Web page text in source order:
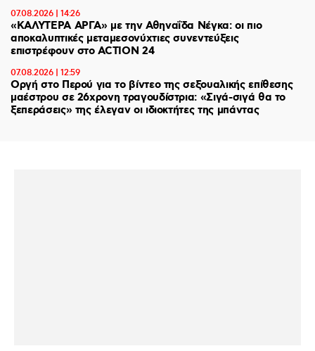
07.08.2026 | 14:26
«ΚΑΛΥΤΕΡΑ ΑΡΓΑ» με την Αθηναΐδα Νέγκα: οι πιο
αποκαλυπτικές μεταμεσονύχτιες συνεντεύξεις
επιστρέφουν στο ACTION 24
07.08.2026 | 12:59
Οργή στο Περού για το βίντεο της σεξουαλικής επίθεσης
μαέστρου σε 26χρονη τραγουδίστρια: «Σιγά-σιγά θα το
ξεπεράσεις» της έλεγαν οι ιδιοκτήτες της μπάντας